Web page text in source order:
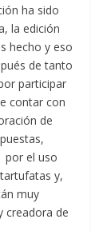
ha sido
la edición
hecho y eso
de tanto
participar
contar con
de
por el uso
y,
muy
creadora de